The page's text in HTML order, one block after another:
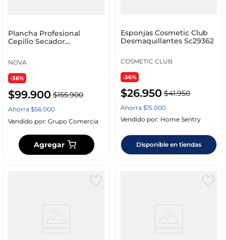
Plancha Profesional
Cepillo Secador
Verde Verde
NOVA
-36%
$99.900 $155.900
Ahorra $56.000
Vendido por: Grupo Comercia
Agregar
Esponjas Cosmetic Club
Desmaquillantes Sc29362
COSMETIC CLUB
-36%
$26.950 $41.950
Ahorra $15.000
Vendido por: Home Sentry
Disponible en tiendas